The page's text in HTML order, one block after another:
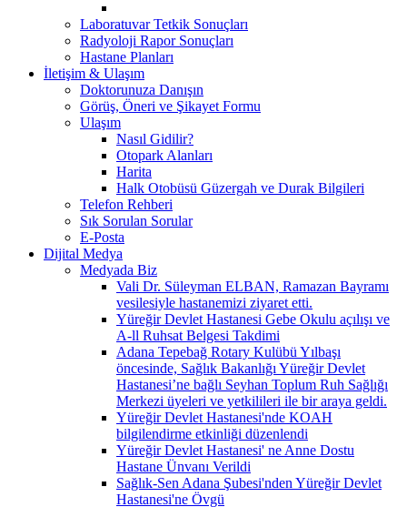
Laboratuvar Tetkik Sonuçları
Radyoloji Rapor Sonuçları
Hastane Planları
İletişim & Ulaşım
Doktorunuza Danışın
Görüş, Öneri ve Şikayet Formu
Ulaşım
Nasıl Gidilir?
Otopark Alanları
Harita
Halk Otobüsü Güzergah ve Durak Bilgileri
Telefon Rehberi
Sık Sorulan Sorular
E-Posta
Dijital Medya
Medyada Biz
Vali Dr. Süleyman ELBAN, Ramazan Bayramı
vesilesiyle hastanemizi ziyaret etti.
Yüreğir Devlet Hastanesi Gebe Okulu açılışı ve
A-ll Ruhsat Belgesi Takdimi
Adana Tepebağ Rotary Kulübü Yılbaşı
öncesinde, Sağlık Bakanlığı Yüreğir Devlet
Hastanesi’ne bağlı Seyhan Toplum Ruh Sağlığı
Merkezi üyeleri ve yetkilileri ile bir araya geldi.
Yüreğir Devlet Hastanesi'nde KOAH
bilgilendirme etkinliği düzenlendi
Yüreğir Devlet Hastanesi' ne Anne Dostu
Hastane Ünvanı Verildi
Sağlık-Sen Adana Şubesi'nden Yüreğir Devlet
Hastanesi'ne Övgü